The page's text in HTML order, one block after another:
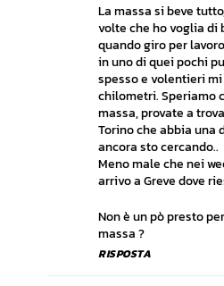
La massa si beve
volte che ho voglia di
quando giro per
in uno di quei pochi
spesso e volentieri
chilometri. Speriamo
massa, provate a
Torino che abbia una
ancora sto cercando..
Meno male che nei
arrivo a Greve dove
Non è un pò presto
massa ?
RISPOSTA